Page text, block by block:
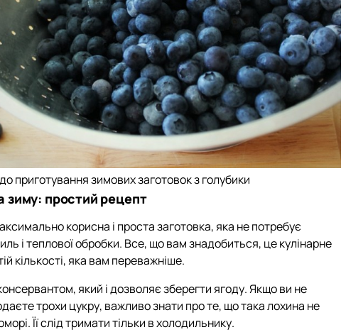
приготування зимових заготовок з голубики
зиму: простий рецепт
корисна і проста заготовка, яка не потребує
і теплової обробки. Все, що вам знадобиться, це кулінарне
кількості, яка вам переважніше.
який і дозволяє зберегти ягоду. Якщо ви не
трохи цукру, важливо знати про те, що така лохина не
Її слід тримати тільки в холодильнику.